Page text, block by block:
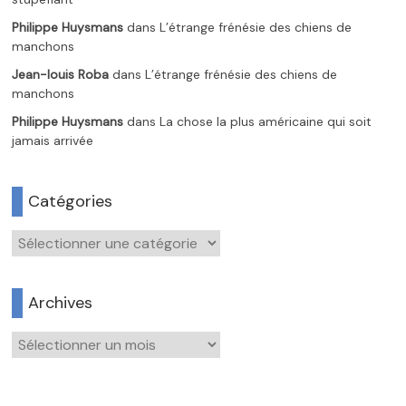
Philippe Huysmans dansL’étrange frénésie des chiens de
manchons
Jean-louis Roba dansL’étrange frénésie des chiens de
manchons
Philippe Huysmans dansLa chose la plus américaine qui soit
jamais arrivée
Catégories
Catégories
Archives
Archives